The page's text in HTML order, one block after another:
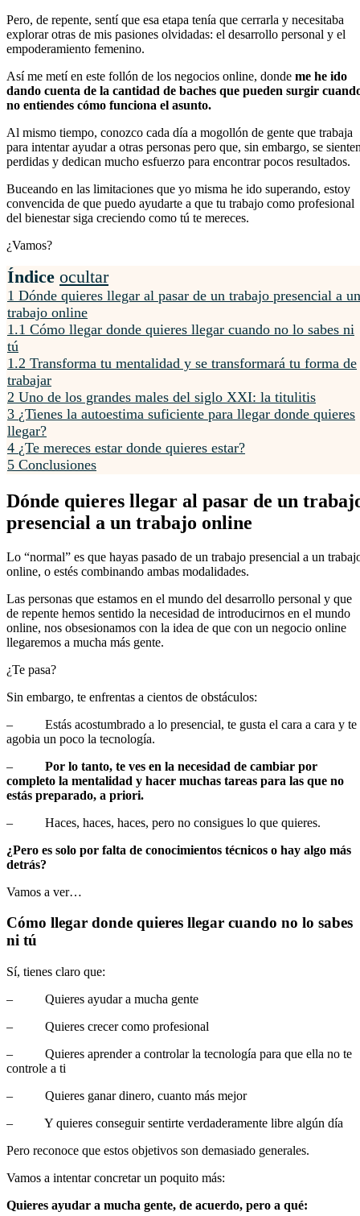
Pero, de repente, sentí que esa etapa tenía que cerrarla y necesitaba
explorar otras de mis pasiones olvidadas: el desarrollo personal y el
empoderamiento femenino.
Así me metí en este follón de los negocios online, donde me he ido
dando cuenta de la cantidad de baches que pueden surgir
no entiendes cómo funciona el asunto.
Al mismo tiempo, conozco cada día a mogollón de gente que trabaja
para intentar ayudar a otras personas pero que, sin embargo, se
perdidas y dedican mucho esfuerzo para encontrar pocos resultados.
Buceando en las limitaciones que yo misma he ido superando, estoy
convencida de que puedo ayudarte a que tu trabajo como profesional
del bienestar siga creciendo como tú te mereces.
¿Vamos?
Índice ocultar
1 Dónde quieres llegar al pasar de un trabajo presencial a un
trabajo online
1.1 Cómo llegar donde quieres llegar cuando no lo sabes ni
tú
1.2 Transforma tu mentalidad y se transformará tu forma de
trabajar
2 Uno de los grandes males del siglo XXI: la titulitis
3 ¿Tienes la autoestima suficiente para llegar donde quieres
llegar?
4 ¿Te mereces estar donde quieres estar?
5 Conclusiones
Dónde quieres llegar al pasar de un
presencial a un trabajo online
Lo “normal” es que hayas pasado de un trabajo presencial a un
online, o estés combinando ambas modalidades.
Las personas que estamos en el mundo del desarrollo personal y que
de repente hemos sentido la necesidad de introducirnos en el mundo
online, nos obsesionamos con la idea de que con un negocio online
llegaremos a mucha más gente.
¿Te pasa?
Sin embargo, te enfrentas a cientos de obstáculos:
– Estás acostumbrado a lo presencial, te gusta el cara a cara y te
agobia un poco la tecnología.
– Por lo tanto, te ves en la necesidad de cambiar por
completo la mentalidad y hacer muchas tareas para las que no
estás preparado, a priori.
– Haces, haces, haces, pero no consigues lo que quieres.
¿Pero es solo por falta de conocimientos técnicos o hay algo más
detrás?
Vamos a ver…
Cómo llegar donde quieres llegar cuando no lo sabes
ni tú
Sí, tienes claro que:
– Quieres ayudar a mucha gente
– Quieres crecer como profesional
– Quieres aprender a controlar la tecnología para que ella no te
controle a ti
– Quieres ganar dinero, cuanto más mejor
– Y quieres conseguir sentirte verdaderamente libre algún día
Pero reconoce que estos objetivos son demasiado generales.
Vamos a intentar concretar un poquito más:
Quieres ayudar a mucha gente, de acuerdo, pero a qué: